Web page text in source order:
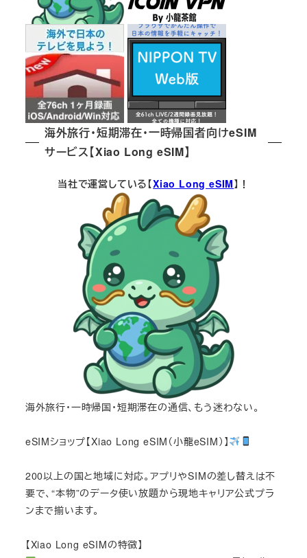
海外旅行・短期滞在・一時帰国者向けeSIM
サービス【Xiao Long eSIM】
当社で運営している【Xiao Long eSIM】！
海外旅行・一時帰国・短期滞在の通信、もう迷わない。
eSIMショップ【Xiao Long eSIM（小龍eSIM）】
200以上の国と地域に対応。アプリやSIMの差し替えは不
要で、“本物”のデータ使い放題から現地キャリア公式プラ
ンまで揃います。
【Xiao Long eSIMの特徴】